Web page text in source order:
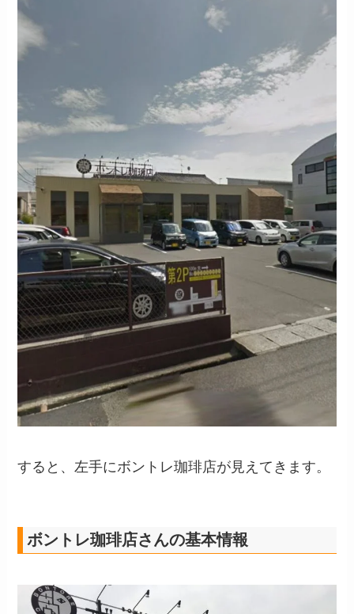
すると、左手にボントレ珈琲店が見えてきます。
ボントレ珈琲店さんの基本情報